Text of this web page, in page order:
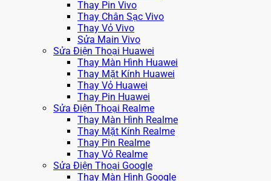
Thay Pin Vivo
Thay Chân Sạc Vivo
Thay Vỏ Vivo
Sửa Main Vivo
Sửa Điện Thoại Huawei
Thay Màn Hình Huawei
Thay Mặt Kính Huawei
Thay Vỏ Huawei
Thay Pin Huawei
Sửa Điện Thoại Realme
Thay Màn Hình Realme
Thay Mặt Kính Realme
Thay Pin Realme
Thay Vỏ Realme
Sửa Điện Thoại Google
Thay Màn Hình Google